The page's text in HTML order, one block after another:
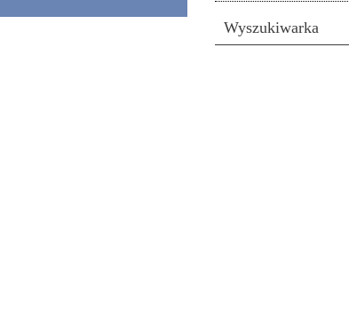
Wyszukiwarka